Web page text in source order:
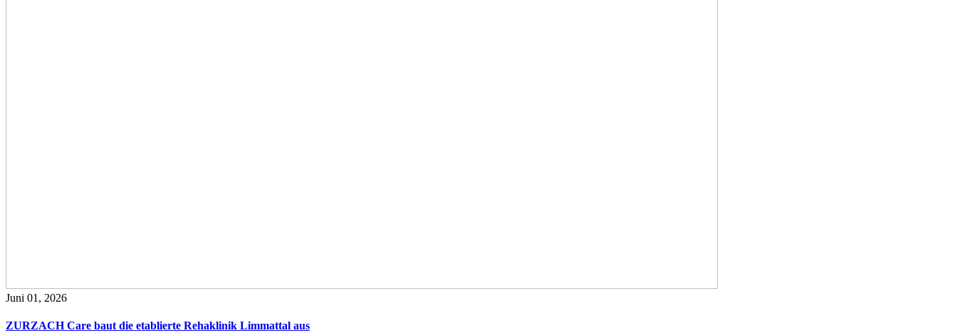
Juni 01, 2026
ZURZACH Care baut die etablierte Rehaklinik Limmattal aus